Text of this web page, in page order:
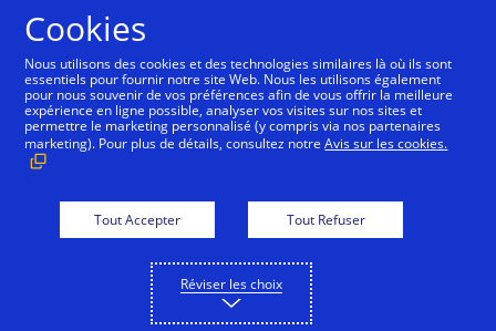
Réinventez votre
modèle bancaire avec
découvrez le processing
et le core banking de
demain.
Cookies
Nous utilisons des cookies et des technologies similaires là où ils sont
essentiels pour fournir notre site Web. Nous les utilisons également
pour nous souvenir de vos préférences afin de vous offrir la meilleure
expérience en ligne possible, analyser vos visites sur nos sites et
permettre le marketing personnalisé (y compris via nos partenaires
marketing). Pour plus de détails, consultez notreAvis sur les cookies.
Tout Accepter Tout Refuser
Réviser les choix